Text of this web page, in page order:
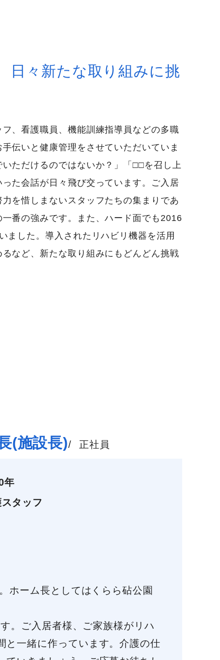
日々新たな取り組みに挑
、看護職員、機能訓練指導員などの多職
伝いと健康管理をさせていただいていま
ただけるのではないか？」「□□を召し上
た会話が日々飛び交っています。ご入居
を惜しまないスタッフたちの集まりであ
番の強みです。また、ハード面でも2016
ました。導入されたリハビリ機器を活用
など、新たな取り組みにもどんどん挑戦
(施設長)/ 正社員
年
タッフ
ホーム長としてはくらら砧公園
。ご入居者様、ご家族様がリハ
と一緒に作っています。介護の仕